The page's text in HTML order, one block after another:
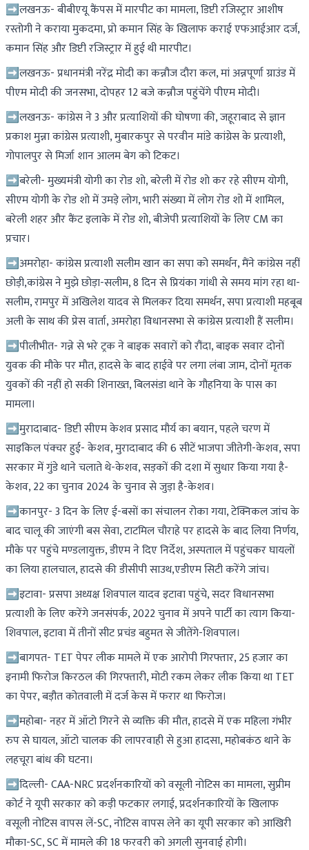
➡लखनऊ- बीबीएयू कैंपस में मारपीट का मामला, डिप्टी रजिस्ट्रार आशीष
रस्तोगी ने कराया मुकदमा, प्रो कमान सिंह के खिलाफ कराई एफआईआर दर्ज,
कमान सिंह और डिप्टी रजिस्ट्रार में हुई थी मारपीट।
➡लखनऊ- प्रधानमंत्री नरेंद्र मोदी का कन्नौज दौरा कल, मां अन्नपूर्णा ग्राउंड में
पीएम मोदी की जनसभा, दोपहर 12 बजे कन्नौज पहुंचेंगे पीएम मोदी।
➡लखनऊ- कांग्रेस ने 3 और प्रत्याशियों की घोषणा की, जहूराबाद से ज्ञान
प्रकाश मुन्ना कांग्रेस प्रत्याशी, मुबारकपुर से परवीन मांडे कांग्रेस के प्रत्याशी,
गोपालपुर से मिर्जा शान आलम बेग को टिकट।
➡बरेली- मुख्यमंत्री योगी का रोड शो, बरेली में रोड शो कर रहे सीएम योगी,
सीएम योगी के रोड शो में उमड़े लोग, भारी संख्या में लोग रोड शो में शामिल,
बरेली शहर और कैंट इलाके में रोड शो, बीजेपी प्रत्याशियों के लिए CM का
प्रचार।
➡अमरोहा- कांग्रेस प्रत्याशी सलीम खान का सपा को समर्थन, मैंने कांग्रेस नहीं
छोड़ी,कांग्रेस ने मुझे छोड़ा-सलीम, 8 दिन से प्रियंका गांधी से समय मांग रहा था-
सलीम, रामपुर में अखिलेश यादव से मिलकर दिया समर्थन, सपा प्रत्याशी महबूब
अली के साथ की प्रेस वार्ता, अमरोहा विधानसभा से कांग्रेस प्रत्याशी हैं सलीम।
➡पीलीभीत- गन्ने से भरे ट्रक ने बाइक सवारों को रौंदा, बाइक सवार दोनों
युवक की मौके पर मौत, हादसे के बाद हाईवे पर लगा लंबा जाम, दोनों मृतक
युवकों की नहीं हो सकी शिनाख्त, बिलसंडा थाने के गौहनिया के पास का
मामला।
➡मुरादाबाद- डिप्टी सीएम केशव प्रसाद मौर्य का बयान, पहले चरण में
साइकिल पंक्चर हुई- केशव, मुरादाबाद की 6 सीटें भाजपा जीतेगी-केशव, सपा
सरकार में गुंडे थाने चलाते थे-केशव, सड़कों की दशा में सुधार किया गया है-
केशव, 22 का चुनाव 2024 के चुनाव से जुड़ा है-केशव।
➡कानपुर- 3 दिन के लिए ई-बसों का संचालन रोका गया, टेक्निकल जांच के
बाद चालू की जाएंगी बस सेवा, टाटमिल चौराहे पर हादसे के बाद लिया निर्णय,
मौके पर पहुंचे मण्डलायुक्त, डीएम ने दिए निर्देश, अस्पताल में पहुंचकर घायलों
का लिया हालचाल, हादसे की डीसीपी साउथ,एडीएम सिटी करेंगे जांच।
➡इटावा- प्रसपा अध्यक्ष शिवपाल यादव इटावा पहुंचे, सदर विधानसभा
प्रत्याशी के लिए करेंगे जनसंपर्क, 2022 चुनाव में अपने पार्टी का त्याग किया-
शिवपाल, इटावा में तीनों सीट प्रचंड बहुमत से जीतेंगे-शिवपाल।
➡बागपत- TET पेपर लीक मामले में एक आरोपी गिरफ्तार, 25 हजार का
इनामी फिरोज किरठल की गिरफ्तारी, मोटी रकम लेकर लीक किया था TET
का पेपर, बड़ौत कोतवाली में दर्ज केस में फरार था फिरोज।
➡महोबा- नहर में ऑटो गिरने से व्यक्ति की मौत, हादसे में एक महिला गंभीर
रुप से घायल, ऑटो चालक की लापरवाही से हुआ हादसा, महोबकंठ थाने के
लहचूरा बांध की घटना।
➡दिल्ली- CAA-NRC प्रदर्शनकारियों को वसूली नोटिस का मामला, सुप्रीम
कोर्ट ने यूपी सरकार को कड़ी फटकार लगाई, प्रदर्शनकारियों के खिलाफ
वसूली नोटिस वापस लें-SC, नोटिस वापस लेने का यूपी सरकार को आखिरी
मौका-SC, SC में मामले की 18 फरवरी को अगली सुनवाई होगी।